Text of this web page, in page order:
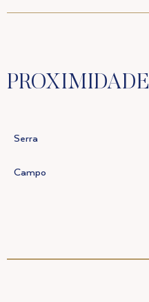
PROXIMIDADE
Serra
Campo